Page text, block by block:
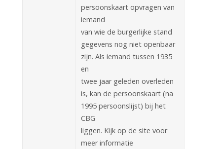
persoonskaart opvragen van
iemand
van wie de burgerlijke stand
gegevens nog niet openbaar
zijn. Als iemand tussen 1935
en
twee jaar geleden overleden
is, kan de persoonskaart (na
1995 persoonslijst) bij het
CBG
liggen. Kijk op de site voor
meer informatie